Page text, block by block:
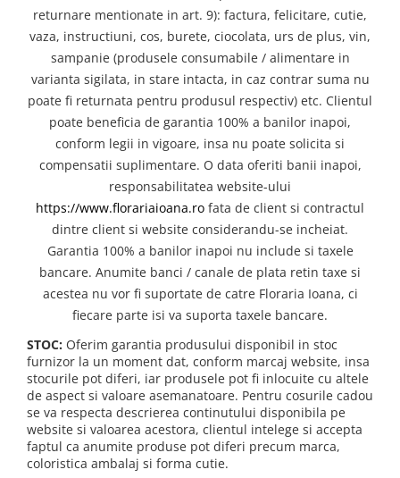
returnare mentionate in art. 9): factura, felicitare, cutie,
vaza, instructiuni, cos, burete, ciocolata, urs de plus, vin,
sampanie (produsele consumabile / alimentare in
varianta sigilata, in stare intacta, in caz contrar suma nu
poate fi returnata pentru produsul respectiv) etc. Clientul
poate beneficia de garantia 100% a banilor inapoi,
conform legii in vigoare, insa nu poate solicita si
compensatii suplimentare. O data oferiti banii inapoi,
responsabilitatea website-ului
https://www.florariaioana.ro fata de client si contractul
dintre client si website considerandu-se incheiat.
Garantia 100% a banilor inapoi nu include si taxele
bancare. Anumite banci / canale de plata retin taxe si
acestea nu vor fi suportate de catre Floraria Ioana, ci
fiecare parte isi va suporta taxele bancare.
STOC: Oferim garantia produsului disponibil in stoc
furnizor la un moment dat, conform marcaj website, insa
stocurile pot diferi, iar produsele pot fi inlocuite cu altele
de aspect si valoare asemanatoare. Pentru cosurile cadou
se va respecta descrierea continutului disponibila pe
website si valoarea acestora, clientul intelege si accepta
faptul ca anumite produse pot diferi precum marca,
coloristica ambalaj si forma cutie.